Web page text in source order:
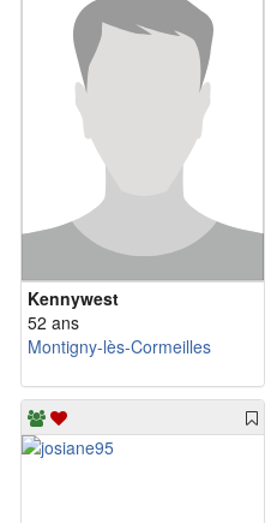
Kennywest
52 ans
Montigny-lès-Cormeilles